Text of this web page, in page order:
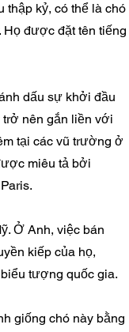
thập kỷ, có thể là chó
được đặt tên tiếng
dấu sự khởi đầu
trở nên gắn liền với
tại các vũ trường ở
miêu tả bởi
Ở Anh, việc bán
kiếp của họ,
tượng quốc gia.
giống chó này bằng